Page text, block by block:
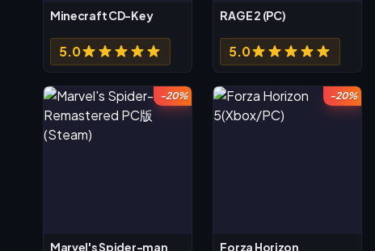
Minecraft CD-Key
5.0
RAGE 2 (PC)
5.0
-20%
Marvel's Spider-man
-20%
Forza Horizon